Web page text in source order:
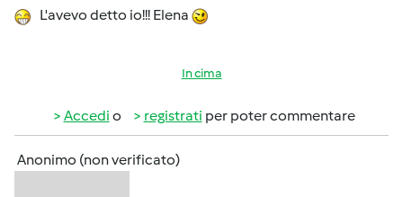
L'avevo detto io!!! Elena
In cima
Accedi o registrati per poter commentare
Anonimo (non verificato)